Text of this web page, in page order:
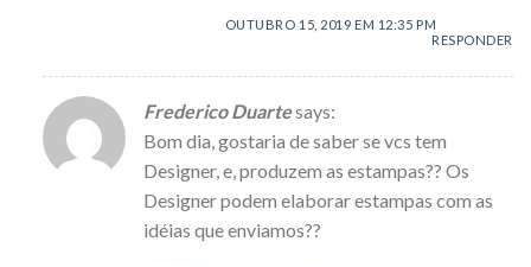
OUTUBRO 15, 2019 EM 12:35 PM
RESPONDER
Frederico Duartesays:
Bom dia, gostaria de saber se vcs tem
Designer, e, produzem as estampas?? Os
Designer podem elaborar estampas com as
idéias que enviamos??